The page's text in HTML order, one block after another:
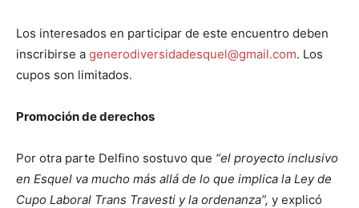
Los interesados en participar de este encuentro deben
inscribirse a generodiversidadesquel@gmail.com. Los
cupos son limitados.
Promoción de derechos
Por otra parte Delfino sostuvo que “el proyecto inclusivo
en Esquel va mucho más allá de lo que implica la Ley de
Cupo Laboral Trans Travesti y la ordenanza”, y explicó